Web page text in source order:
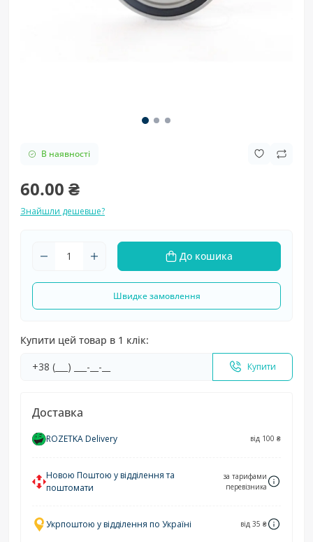
В наявності
60.00 ₴
Знайшли дешевше?
До кошика
Швидке замовлення
Купити цей товар в 1 клік:
Купити
Доставка
ROZETKA Delivery від 100 ₴
Новою Поштою у відділення та
поштомати
за тарифами
перевізника
Укрпоштою у відділення по Україні від 35 ₴